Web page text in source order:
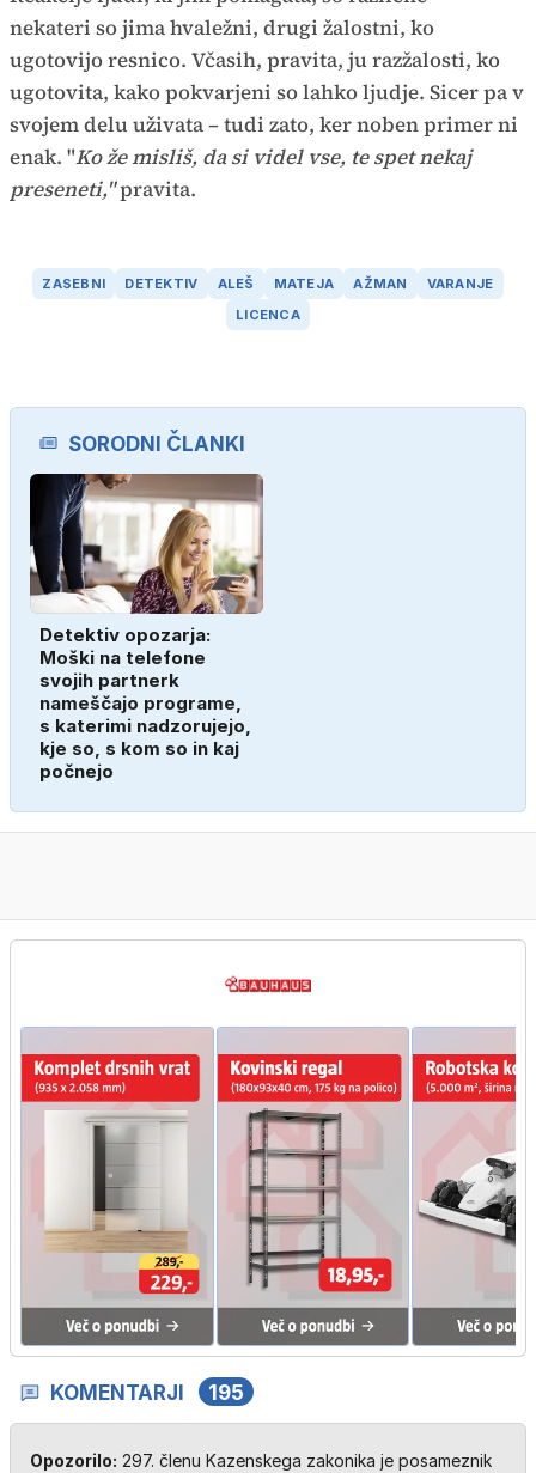
nekateri so jima hvaležni, drugi žalostni, ko
ugotovijo resnico. Včasih, pravita, ju razžalosti, ko
ugotovita, kako pokvarjeni so lahko ljudje. Sicer pa v
svojem delu uživata – tudi zato, ker noben primer ni
enak. "Ko že misliš, da si videl vse, te spet nekaj
preseneti,"pravita.
ZASEBNI DETEKTIV ALEŠ MATEJA AŽMAN
VARANJE
LICENCA
SORODNI ČLANKI
Detektiv opozarja:
Moški na telefone
svojih partnerk
nameščajo programe,
s katerimi nadzorujejo,
kje so, s kom so in kaj
počnejo
KOMENTARJI 195
Opozorilo: 297. členu Kazenskega zakonika je posameznik